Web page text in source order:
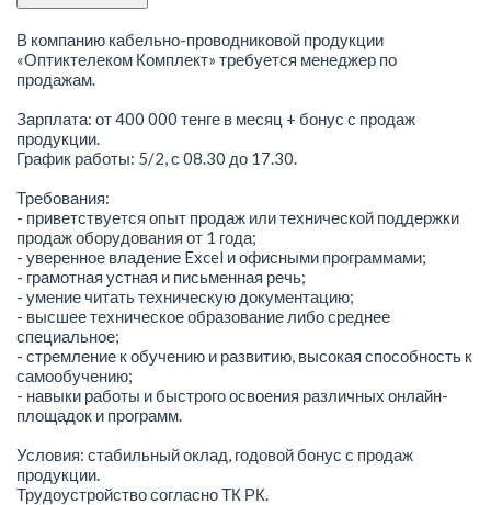
В компанию кабельно-проводниковой продукции
«Оптиктелеком Комплект» требуется менеджер по
продажам.
Зарплата: от 400 000 тенге в месяц + бонус с продаж
продукции.
График работы: 5/2, с 08.30 до 17.30.
Требования:
- приветствуется опыт продаж или технической поддержки
продаж оборудования от 1 года;
- уверенное владение Excel и офисными программами;
- грамотная устная и письменная речь;
- умение читать техническую документацию;
- высшее техническое образование либо среднее
специальное;
- стремление к обучению и развитию, высокая способность к
самообучению;
- навыки работы и быстрого освоения различных онлайн-
площадок и программ.
Условия: стабильный оклад, годовой бонус с продаж
продукции.
Трудоустройство согласно ТК РК.